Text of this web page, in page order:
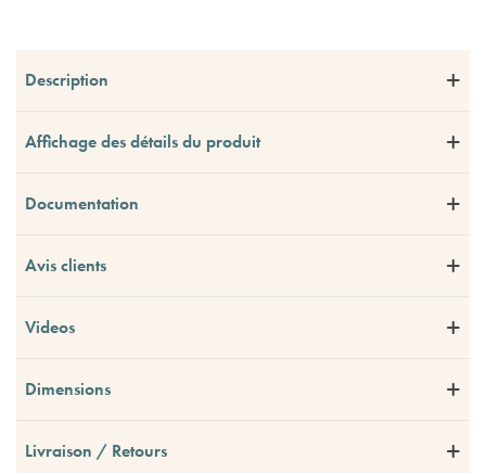
Description
Affichage des détails du produit
Documentation
Avis clients
Videos
Dimensions
Livraison / Retours